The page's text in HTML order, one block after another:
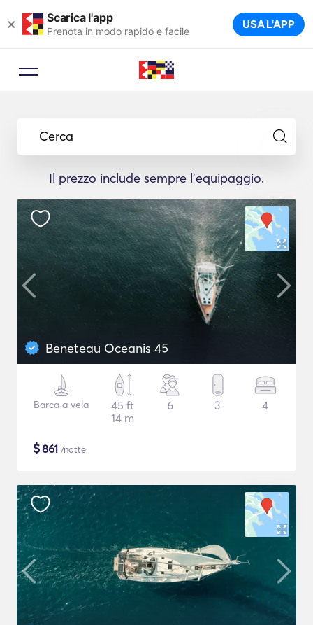
× Scarica l'app
Prenota in modo rapido e facile USA L'APP
Cerca
Il prezzo include sempre l'equipaggio.
Beneteau Oceanis 45
Barca a vela
45 ft
14 m
6 3 4
$861 /notte